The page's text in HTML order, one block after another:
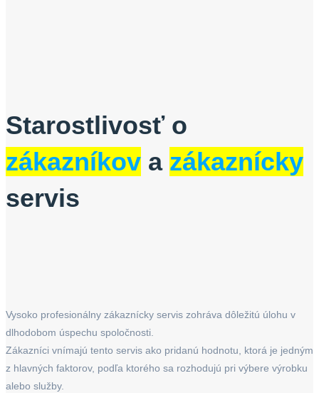
Starostlivosť o
zákazníkov a zákaznícky
servis
Vysoko profesionálny zákaznícky servis zohráva dôležitú úlohu v
dlhodobom úspechu spoločnosti.
Zákazníci vnímajú tento servis ako pridanú hodnotu, ktorá je jedným
z hlavných faktorov, podľa ktorého sa rozhodujú pri výbere výrobku
alebo služby.